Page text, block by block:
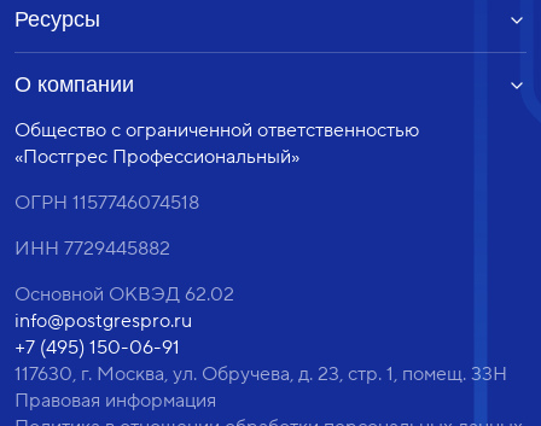
Общество с ограниченной ответственностью
«Постгрес Профессиональный»
ОГРН 1157746074518
ИНН 7729445882
Основной ОКВЭД 62.02
info@postgrespro.ru
+7 (495) 150-06-91
117630, г. Москва, ул. Обручева, д. 23, стр. 1, помещ. 33Н
Правовая информация
Ресурсы
О компании